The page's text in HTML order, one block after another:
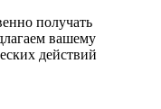
получать
вашему
действий